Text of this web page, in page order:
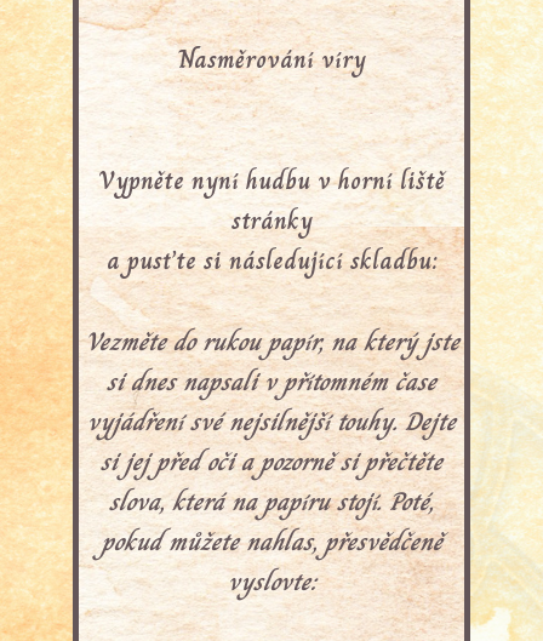
Nasměrování víry
Vypněte nyní hudbu v horní liště
stránky
a pusťte si následující skladbu:
Vezměte do rukou papír, na který jste
si dnes napsali v přítomném čase
vyjádření své nejsilnější touhy. Dejte
si jej před oči a pozorně si přečtěte
slova, která na papíru stojí.Poté,
pokud můžete nahlas, přesvědčeně
vyslovte: